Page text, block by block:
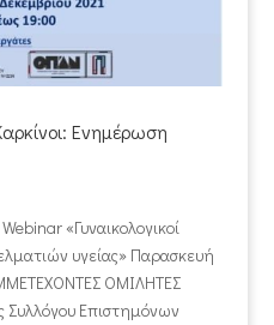
Ενημέρωση
«Γυναικολογικοί
υγείας» Παρασκευή
ΟΜΙΛΗΤΕΣ
Συλλόγου Επιστημόνων